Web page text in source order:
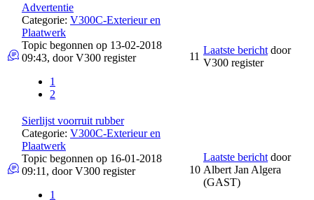
Advertentie
Categorie: V300C-Exterieur en
Plaatwerk
Topic begonnen op 13-02-2018
09:43, doorV300 register
1
2
11
Laatste bericht door
V300 register
Sierlijst voorruit rubber
Categorie: V300C-Exterieur en
Plaatwerk
Topic begonnen op 16-01-2018
09:11, doorV300 register
1
10
Laatste bericht door
Albert Jan Algera
(GAST)